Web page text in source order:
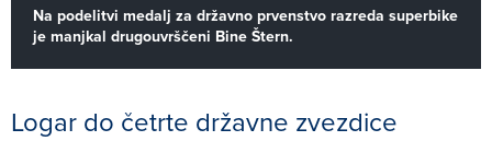
Na podelitvi medalj za državno prvenstvo razreda superbike
je manjkal drugouvrščeni Bine Štern.
Logar do četrte državne zvezdice